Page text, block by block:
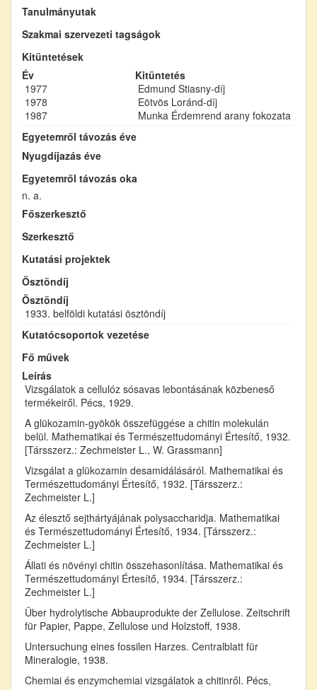
Tanulmányutak
Szakmai szervezeti tagságok
Kitüntetések
Év
Kitüntetés
1977
Edmund Stiasny-díj
1978
Eötvös Loránd-díj
1987
Munka Érdemrend arany fokozata
Egyetemről távozás éve
Nyugdíjazás éve
Egyetemről távozás oka
n. a.
Főszerkesztő
Szerkesztő
Kutatási projektek
Ösztöndíj
Ösztöndíj
1933. belföldi kutatási ösztöndíj
Kutatócsoportok vezetése
Fő művek
Leírás
Vizsgálatok a cellulóz sósavas lebontásának közbeneső
termékeiről. Pécs, 1929.
A glükozamin-gyökök összefüggése a chitin molekulán
belül. Mathematikai és Természettudományi Értesítő, 1932.
[Társszerz.: Zechmeister L., W. Grassmann]
Vizsgálat a glükozamin desamidálásáról. Mathematikai és
Természettudományi Értesítő, 1932. [Társszerz.:
Zechmeister L.]
Az élesztő sejthártyájának polysaccharidja. Mathematikai
és Természettudományi Értesítő, 1934. [Társszerz.:
Zechmeister L.]
Állati és növényi chitin összehasonlítása. Mathematikai és
Természettudományi Értesítő, 1934. [Társszerz.:
Zechmeister L.]
Über hydrolytische Abbauprodukte der Zellulose. Zeitschrift
für Papier, Pappe, Zellulose und Holzstoff, 1938.
Untersuchung eines fossilen Harzes. Centralblatt für
Mineralogie, 1938.
Chemiai és enzymchemiai vizsgálatok a chitinről. Pécs,